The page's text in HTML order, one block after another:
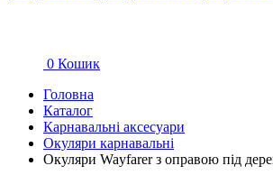
0 Кошик
Головна
Каталог
Карнавальні аксесуари
Окуляри карнавальні
Окуляри Wayfarer з оправою під